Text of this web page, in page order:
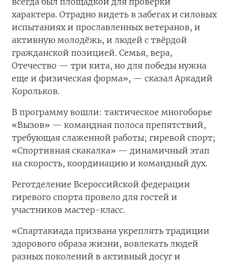
характера. Отрадно видеть в забегах и силовых
испытаниях и прославленных ветеранов, и
активную молодёжь, и людей с твёрдой
гражданской позицией. Семья, вера,
Отечество — три кита, но для победы нужна
еще и физическая форма», — сказал Аркадий
Корольков.
В программу вошли: тактическое многоборье
«Вызов» — командная полоса препятствий,
требующая слаженной работы; гиревой спорт;
«Спортивная скакалка» — динамичный этап
на скорость, координацию и командный дух.
Реготделение Всероссийской федерации
гиревого спорта провело для гостей и
участников мастер-класс.
«Спартакиада призвана укреплять традиции
здорового образа жизни, вовлекать людей
разных поколений в активный досуг и